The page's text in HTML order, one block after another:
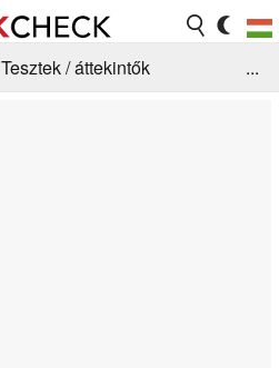
Tesztek / áttekintők
...